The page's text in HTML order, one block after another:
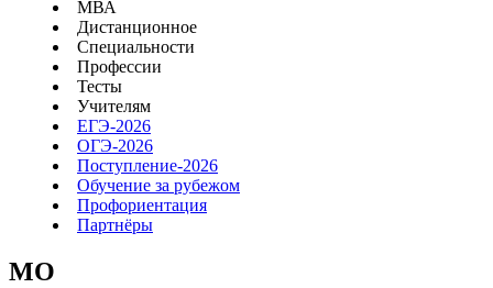
МВА
Дистанционное
Специальности
Профессии
Тесты
Учителям
ЕГЭ-2026
ОГЭ-2026
Поступление-2026
Обучение за рубежом
Профориентация
Партнёры
MO